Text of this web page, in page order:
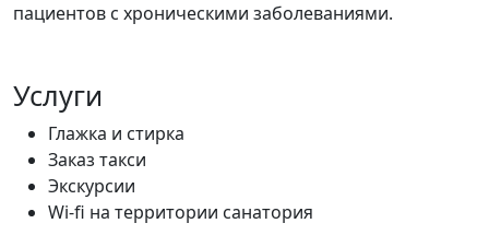
пациентов с хроническими заболеваниями.
Услуги
Глажка и стирка
Заказ такси
Экскурсии
Wi-fi на территории санатория